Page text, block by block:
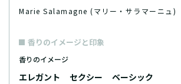
Marie Salamagne (マリー・サラマーニュ)
香りのイメージと印象
香りのイメージ
エレガント セクシー ベーシック